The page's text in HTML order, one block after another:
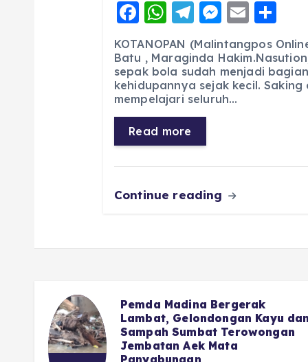
F
a
c
e
b
o
o
k
W
h
a
ts
A
p
p
T
el
e
g
r
a
m
M
e
ss
e
n
E
m
ai
l
h
a
re
KOTANOPAN (Malintangpos
Batu , Maraginda
sepak bola sudah menjadi
kehidupannya sejak kecil.
mempelajari seluruh…
Read more
Continue reading
Advocat Nasional : Hal Kecil
Saja DPRD Tidak Berani,
Apalagi Soal APBD Madina
Dina Sukandar